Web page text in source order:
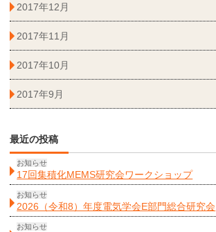
2017年12月
2017年11月
2017年10月
2017年9月
最近の投稿
お知らせ
17回集積化MEMS研究会ワークショップ
お知らせ
2026（令和8）年度電気学会E部門総合研究会
お知らせ